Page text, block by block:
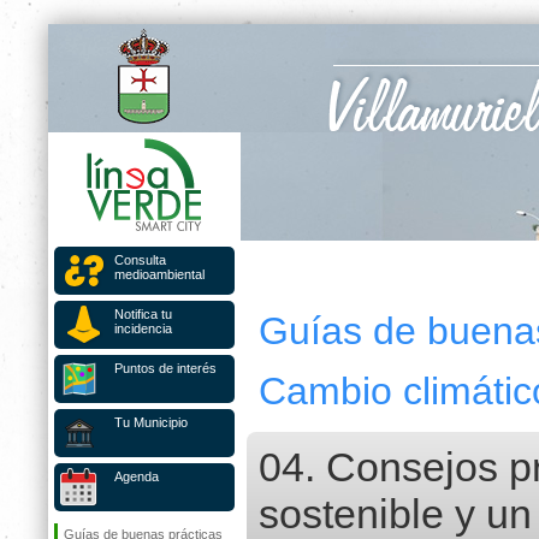
Consulta
medioambiental
Notifica tu
incidencia
Puntos de interés
Tu Municipio
Agenda
Guías de buenas prácticas
Guías de
Cambio
04. Consejos
sostenible y